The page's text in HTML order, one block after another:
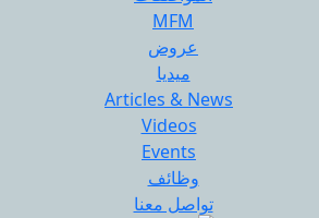
MFM
عروض
ميديا
Articles & News
Videos
Events
وظائف
تواصل معنا